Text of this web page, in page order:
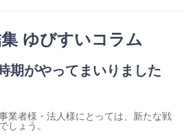
えの方
方
集 ゆびすいコラム
期がやってまいりました
業者様・法人様にとっては、新たな戦
しょう。